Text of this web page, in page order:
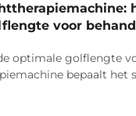
voor
optimale golflengte
bepaalt het
golflengten